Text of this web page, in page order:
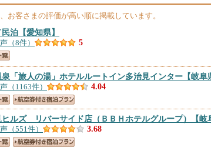
お客さまの評価が高い順に掲載しています。
民泊 【愛知県】
（8件） 5
「旅人の湯」ホテルルートイン多治見インター 【岐阜
（1163件） 4.04
ルズ リバーサイド店（ＢＢＨホテルグループ） 【岐
（551件） 3.68